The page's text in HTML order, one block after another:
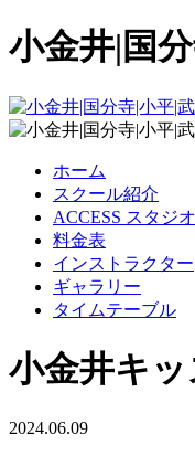
小金井|国
ホーム
スクール紹介
ACCESS スタジ
料金表
インストラクター
ギャラリー
タイムテーブル
小金井キ
2024.06.09